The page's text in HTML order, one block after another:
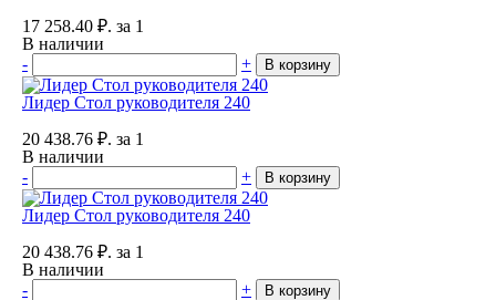
17 258.40 ₽. за 1
В наличии
-
+ В корзину
Лидер Стол руководителя 240
20 438.76 ₽. за 1
В наличии
-
+ В корзину
Лидер Стол руководителя 240
20 438.76 ₽. за 1
В наличии
-
+ В корзину